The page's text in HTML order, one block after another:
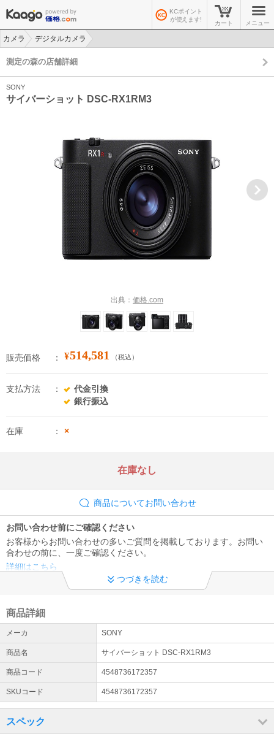
KCポイント
が使えます!
カート メニュー
カメラ
デジタルカメラ
測定の森の店舗詳細
SONY
サイバーショット DSC-RX1RM3
出典： 価格.com
販売価格 ¥514,581 （税込）
支払方法
代金引換
銀行振込
在庫 ×
在庫なし
商品についてお問い合わせ
お問い合わせ前にご確認ください
お客様からお問い合わせの多いご質問を掲載しております。お問い
合わせの前に、一度ご確認ください。
詳細はこちら
領収書及びインボイス制度への対応について
です。 領収書は商品の出荷後、下記URLより発行下さい※代金引換
を除く https://kaago.com/order/receipt/
電話お問い合わせ窓口休止について
※現在、対応履歴の保存のため、お電話でのお問い合わせの対応が出
来ない状態でございます。 ※恐れ入りますが、お問い合わせにつき
ましては問い合わせフォーマットよりお願いいたします。
つづきを読む
商品詳細
メーカ SONY
商品名 サイバーショット DSC-RX1RM3
商品コード 4548736172357
SKUコード 4548736172357
スペック